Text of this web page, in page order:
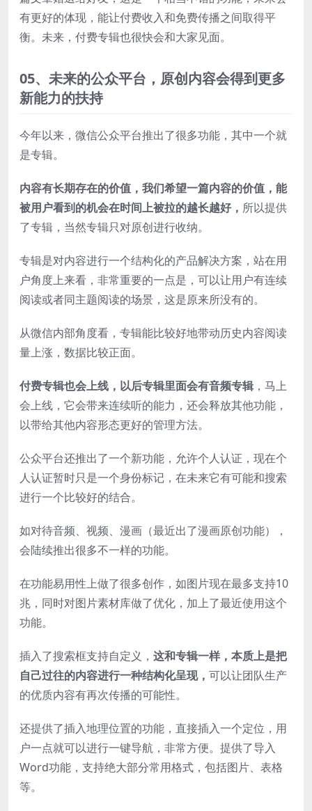
有更好的体现，能让付费收入和免费传播之间取得平
衡。未来，付费专辑也很快会和大家见面。
05、 未来的公众平台， 原创内容会得到更多
新能力的扶持
今年以来，微信公众平台推出了很多功能，其中一个就
是专辑。
内容有长期存在的价值，我们希望一篇内容的价值，能
被用户看到的机会在时间上被拉的越长越好， 所以提供
了专辑，当然专辑只对原创进行收纳。
专辑是对内容进行一个结构化的产品解决方案，站在用
户角度上来看，非常重要的一点是，可以让用户有连续
阅读或者同主题阅读的场景，这是原来所没有的。
从微信内部角度看，专辑能比较好地带动历史内容阅读
量上涨，数据比较正面。
付费专辑也会上线，以后专辑里面会有音频专辑，马上
会上线，它会带来连续听的能力，还会释放其他功能，
以带给其他内容形态更好的管理方法。
公众平台还推出了一个新功能，允许个人认证，现在个
人认证暂时只是一个身份标记，在未来它有可能和搜索
进行一个比较好的结合。
如对待音频、视频、漫画（最近出了漫画原创功能），
会陆续推出很多不一样的功能。
在功能易用性上做了很多创作，如图片现在最多支持10
兆，同时对图片素材库做了优化，加上了最近使用这个
功能。
插入了搜索框支持自定义， 这和专辑一样，本质上是把
自己过往的内容进行一种结构化呈现， 可以让团队生产
的优质内容有再次传播的可能性。
还提供了插入地理位置的功能，直接插入一个定位，用
户一点就可以进行一键导航，非常方便。提供了导入
Word功能，支持绝大部分常用格式，包括图片、表格
等。